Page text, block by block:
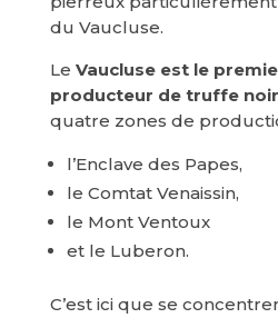
du Vaucluse.
Le Vaucluse est le
producteur de truffe
quatre zones de
l’Enclave des Papes,
le Comtat Venaissin,
le Mont Ventoux
et le Luberon.
C’est ici que se